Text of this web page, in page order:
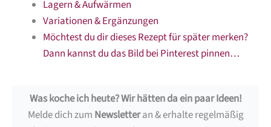
Lagern & Aufwärmen
Variationen & Ergänzungen
Möchtest du dir dieses Rezept für später merken?
Dann kannst du das Bild bei Pinterest pinnen…
Was koche ich heute? Wir hätten da ein paar Ideen!
Melde dich zum Newsletteran & erhalte regelmäßig